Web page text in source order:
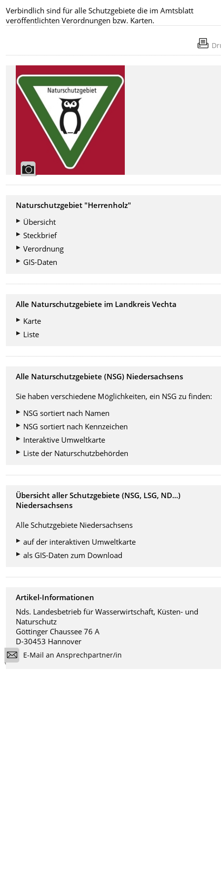
Verbindlich sind für alle Schutzgebiete die im Amtsblatt
veröffentlichten Verordnungen bzw. Karten.
Naturschutzgebiet "Herrenholz"
Übersicht
Steckbrief
Verordnung
GIS-Daten
Alle Naturschutzgebiete im Landkreis Vechta
Karte
Liste
Alle Naturschutzgebiete (NSG) Niedersachsens
Sie haben verschiedene Möglichkeiten, ein NSG zu finden:
NSG sortiert nach Namen
NSG sortiert nach Kennzeichen
Interaktive Umweltkarte
Liste der Naturschutzbehörden
Übersicht aller Schutzgebiete (NSG, LSG, ND...)
Niedersachsens
Alle Schutzgebiete Niedersachsens
auf der interaktiven Umweltkarte
als GIS-Daten zum Download
Artikel-Informationen
Nds. Landesbetrieb für Wasserwirtschaft, Küsten- und
Naturschutz
Göttinger Chaussee 76 A
D-30453 Hannover
E-Mail an Ansprechpartner/in